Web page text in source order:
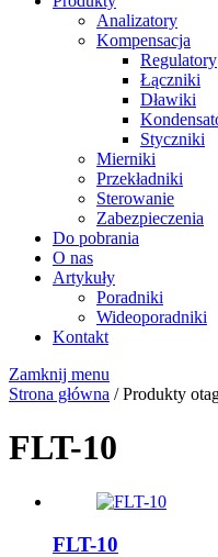
Analizatory
Kompensacja
Regulatory
Łączniki
Dławiki
Styczniki
Mierniki
Przekładniki
Sterowanie
Zabezpieczenia
Do pobrania
O nas
Artykuły
Poradniki
Wideoporadniki
Kontakt
Zamknij menu
Strona główna / Produkty
FLT-10
FLT-10